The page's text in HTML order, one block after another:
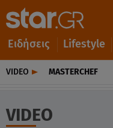
Ειδήσεις Lifestyle
VIDEO MASTERCHEF
VIDEO